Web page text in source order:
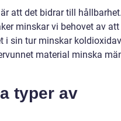
att det bidrar till
minskar vi behovet av att
i sin tur minskar
material minska
typer av